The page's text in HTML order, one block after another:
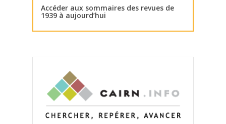
Accéder aux sommaires des revues de
1939 à aujourd’hui